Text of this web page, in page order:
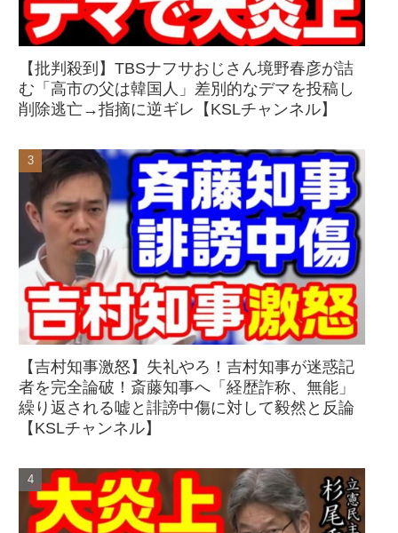
【批判殺到】TBSナフサおじさん境野春彦が詰
む「高市の父は韓国人」差別的なデマを投稿し
削除逃亡→指摘に逆ギレ【KSLチャンネル】
【吉村知事激怒】失礼やろ！吉村知事が迷惑記
者を完全論破！斎藤知事へ「経歴詐称、無能」
繰り返される嘘と誹謗中傷に対して毅然と反論
【KSLチャンネル】